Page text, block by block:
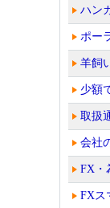
ハン
ポー
羊飼
少額
取扱
会社
FX・
FXス